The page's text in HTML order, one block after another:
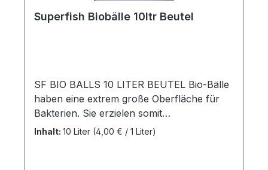
Superfish Biobälle 10ltr Beutel
SF BIO BALLS 10 LITER BEUTEL Bio-Bälle
haben eine extrem große Oberfläche für
Bakterien. Sie erzielen somit
höchstmöglichen Wirkungsgrad mit Ihrer
Inhalt: 10 Liter (4,00 € / 1 Liter)